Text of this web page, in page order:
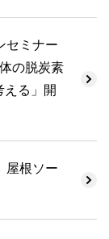
セミナー
の脱炭素
える」開
屋根ソー